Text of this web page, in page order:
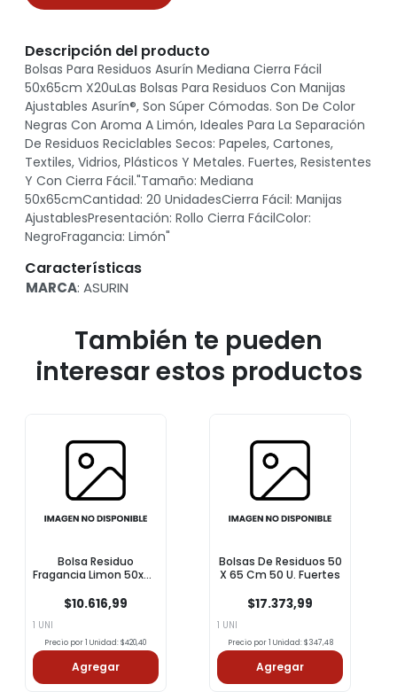
Descripción del producto
Bolsas Para Residuos Asurín Mediana Cierra Fácil
50x65cm X20uLas Bolsas Para Residuos Con Manijas
Ajustables Asurín®, Son Súper Cómodas. Son De Color
Negras Con Aroma A Limón, Ideales Para La Separación
De Residuos Reciclables Secos: Papeles, Cartones,
Textiles, Vidrios, Plásticos Y Metales. Fuertes, Resistentes
Y Con Cierra Fácil."Tamaño: Mediana
50x65cmCantidad: 20 UnidadesCierra Fácil: Manijas
AjustablesPresentación: Rollo Cierra FácilColor:
NegroFragancia: Limón"
Características
MARCA: ASURIN
También te pueden
interesar estos productos
Bolsa Residuo
Fragancia Limon 50x65
$10.616,99
1 UNI
Precio por 1 Unidad: $420,40
Agregar
Bolsas De Residuos 50
X 65 Cm 50 U. Fuertes
$17.373,99
1 UNI
Precio por 1 Unidad: $347,48
Agregar